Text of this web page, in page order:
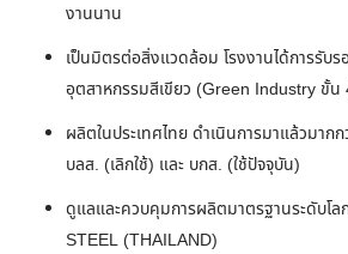
งานนาน
เป็นมิตรต่อสิ่งแวดล้อม โรงงานได้การรับ
อุตสาหกรรมสีเขียว (Green Industry ขั้น
ผลิตในประเทศไทย ดำเนินการมาแล้วมาก
บลส. (เลิกใช้) และ บกส. (ใช้ปัจจุบัน)
ดูแลและควบคุมการผลิตมาตรฐานระดับโล
STEEL (THAILAND)